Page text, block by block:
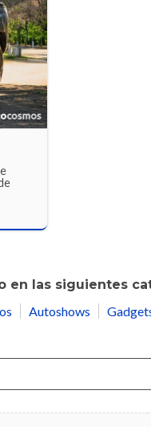
en las siguientes
Autoshows